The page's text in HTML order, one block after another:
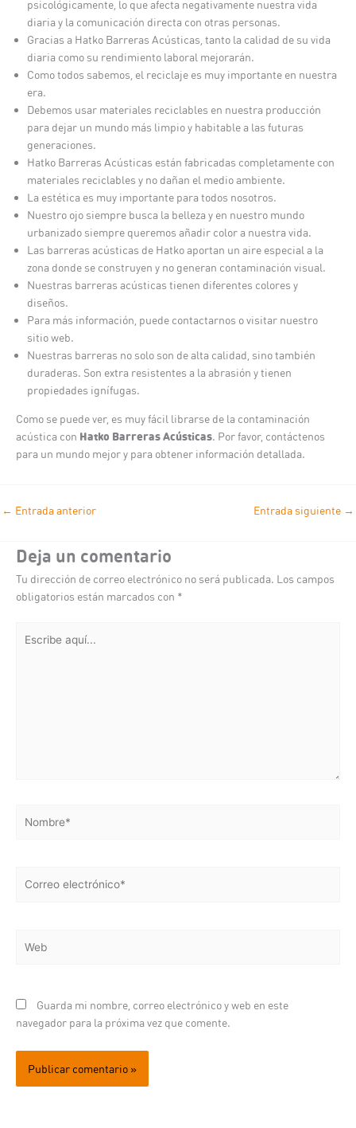
psicológicamente, lo que afecta negativamente nuestra vida
diaria y la comunicación directa con otras personas.
Gracias a Hatko Barreras Acústicas, tanto la calidad de su vida
diaria como su rendimiento laboral mejorarán.
Como todos sabemos, el reciclaje es muy importante en nuestra
era.
Debemos usar materiales reciclables en nuestra producción
para dejar un mundo más limpio y habitable a las futuras
generaciones.
Hatko Barreras Acústicas están fabricadas completamente con
materiales reciclables y no dañan el medio ambiente.
La estética es muy importante para todos nosotros.
Nuestro ojo siempre busca la belleza y en nuestro mundo
urbanizado siempre queremos añadir color a nuestra vida.
Las barreras acústicas de Hatko aportan un aire especial a la
zona donde se construyen y no generan contaminación visual.
Nuestras barreras acústicas tienen diferentes colores y
diseños.
Para más información, puede contactarnos o visitar nuestro
sitio web.
Nuestras barreras no solo son de alta calidad, sino también
duraderas. Son extra resistentes a la abrasión y tienen
propiedades ignífugas.
Como se puede ver, es muy fácil librarse de la contaminación
acústica con Hatko Barreras Acústicas. Por favor, contáctenos
para un mundo mejor y para obtener información detallada.
← Entrada anterior Entrada siguiente →
Deja un comentario
Tu dirección de correo electrónico no será publicada. Los campos
obligatorios están marcados con *
aquí...
electrónico*
Guarda mi nombre, correo electrónico y web en este
navegador para la próxima vez que comente.